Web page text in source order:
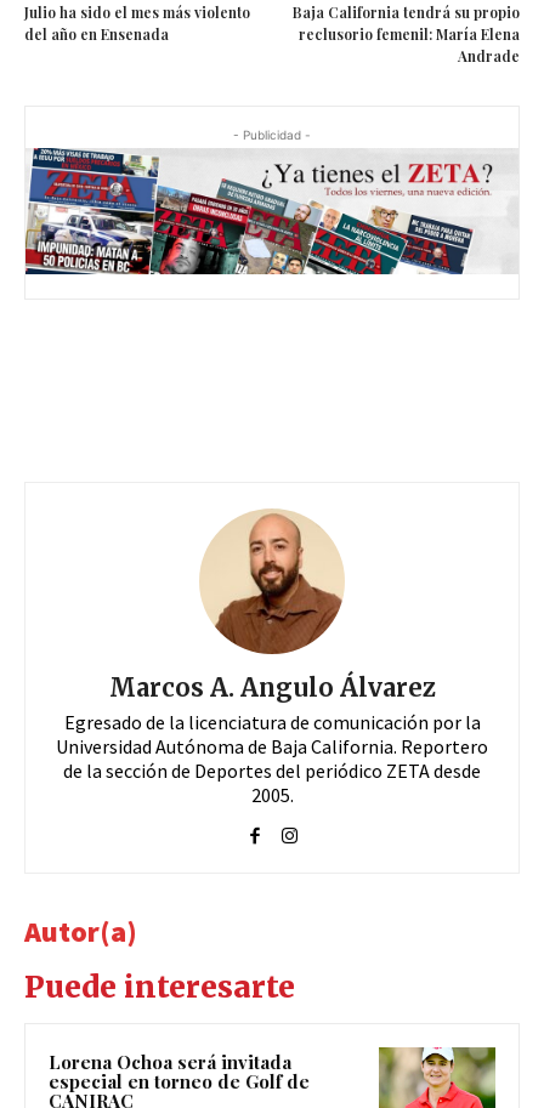
Julio ha sido el mes más violento
del año en Ensenada
Baja California tendrá su propio
reclusorio femenil: María Elena
Andrade
- Publicidad -
Marcos A. Angulo Álvarez
Egresado de la licenciatura de comunicación por la
Universidad Autónoma de Baja California. Reportero
de la sección de Deportes del periódico ZETA desde
2005.
Autor(a)
Puede interesarte
Lorena Ochoa será invitada
especial en torneo de Golf de
CANIRAC